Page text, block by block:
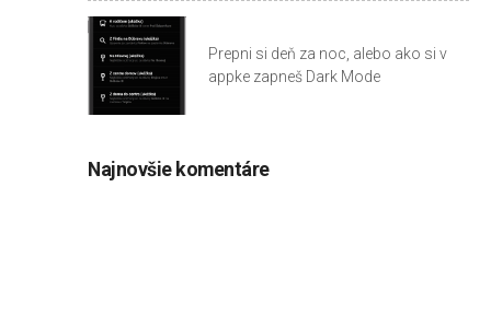
Prepni si deň za noc, alebo ako si v
appke zapneš Dark Mode
Najnovšie komentáre